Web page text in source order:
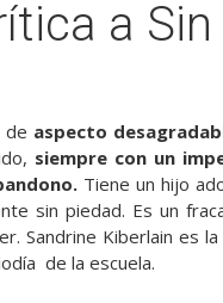
a
de aspecto
siempre con un
Tiene un hijo
sin piedad. Es un
Sandrine Kiberlain es
de la escuela.